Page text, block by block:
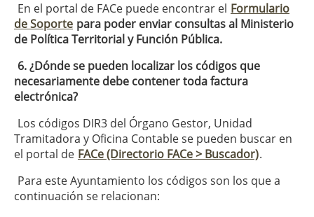
En el portal de FACe puede encontrar el Formulario
de Soporte para poder enviar consultas al Ministerio
de Política Territorial y Función Pública.
6. ¿Dónde se pueden localizar los códigos que
necesariamente debe contener toda factura
electrónica?
Los códigos DIR3 del Órgano Gestor, Unidad
Tramitadora y Oficina Contable se pueden buscar en
el portal de FACe (Directorio FACe > Buscador).
Para este Ayuntamiento los códigos son los que a
continuación se relacionan: